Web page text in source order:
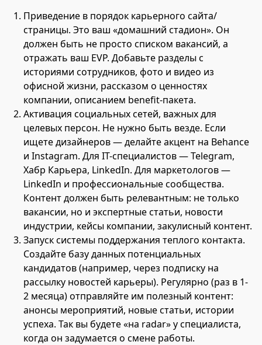
Приведение в порядок карьерного сайта/
страницы. Это ваш «домашний стадион». Он
должен быть не просто списком вакансий, а
отражать ваш EVP. Добавьте разделы с
историями сотрудников, фото и видео из
офисной жизни, рассказом о ценностях
компании, описанием benefit-пакета.
Активация социальных сетей, важных для
целевых персон. Не нужно быть везде. Если
ищете дизайнеров — делайте акцент на Behance
и Instagram. Для IT-специалистов — Telegram,
Хабр Карьера, LinkedIn. Для маркетологов —
LinkedIn и профессиональные сообщества.
Контент должен быть релевантным: не только
вакансии, но и экспертные статьи, новости
индустрии, кейсы компании, закулисный контент.
Запуск системы поддержания теплого контакта.
Создайте базу данных потенциальных
кандидатов (например, через подписку на
рассылку новостей карьеры). Регулярно (раз в 1-
2 месяца) отправляйте им полезный контент:
анонсы мероприятий, новые статьи, истории
успеха. Так вы будете «на radar» у специалиста,
когда он задумается о смене работы.